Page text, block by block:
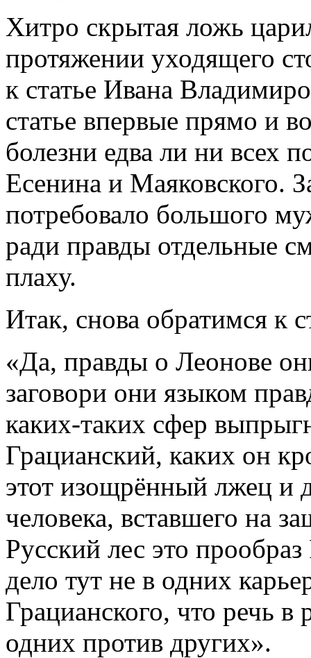
Хитро скрытая ложь
протяжении уходящего
к статье Ивана
статье впервые прямо и
болезни едва ли ни всех
Есенина и Маяковского.
потребовало большого
ради правды отдельные
плаху.
Итак, снова обратимся к
«Да, правды о Леонове
заговори они языком
каких-таких сфер
Грацианский, каких он
этот изощрённый лжец и
человека, вставшего на
Русский лес это
дело тут не в одних
Грацианского, что речь
одних против других».